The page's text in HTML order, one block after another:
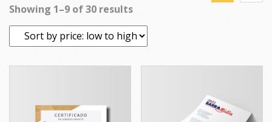
Showing 1–9 of 30 results